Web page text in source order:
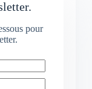
pour